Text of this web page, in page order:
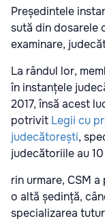
Președintele
sută din dosarele
examinare,
La rândul lor,
în instanțele
2017, însă acest
potrivit Legii cu
judecătorești,
judecătoriile au
rin urmare, CSM
o altă ședință,
specializarea